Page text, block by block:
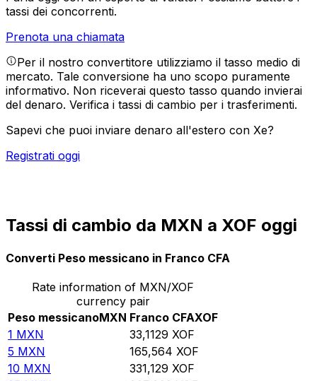
tassi dei concorrenti.
Prenota una chiamata
Per il nostro convertitore utilizziamo il tasso medio di
mercato. Tale conversione ha uno scopo puramente
informativo. Non riceverai questo tasso quando invierai
del denaro. Verifica i tassi di cambio per i trasferimenti.
Sapevi che puoi inviare denaro all'estero con Xe?
Registrati oggi
Tassi di cambio da MXN a XOF oggi
Converti Peso messicano in Franco CFA
Rate information of MXN/XOF
currency pair
Peso messicanoMXN Franco CFAXOF
1 MXN 33,1129 XOF
5 MXN 165,564 XOF
10 MXN 331,129 XOF